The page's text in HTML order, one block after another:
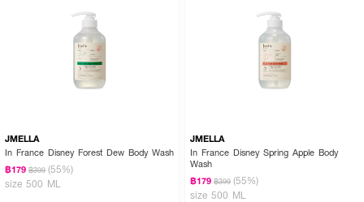
NAMI Aura Butt Gluta-Collagen Scrub Soapให้เกิดฟองแล้วนำมา
ขัดบริเวณที่ต้องการ แล้วล้างออกด้วยน้ำสะอาด
JMELLA
In France Disney Forest Dew Body Wash
฿179 ฿399 (55%)
size 500 ML
JMELLA
In France Disney Spring Apple Body
Wash
฿179 ฿399 (55%)
size 500 ML